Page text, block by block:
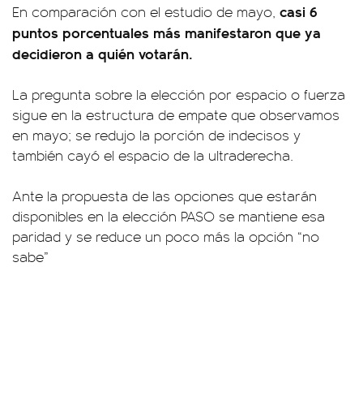
En comparación con el estudio de mayo, casi 6
puntos porcentuales más manifestaron que ya
decidieron a quién votarán.
La pregunta sobre la elección por espacio o fuerza
sigue en la estructura de empate que observamos
en mayo; se redujo la porción de indecisos y
también cayó el espacio de la ultraderecha.
Ante la propuesta de las opciones que estarán
disponibles en la elección PASO se mantiene esa
paridad y se reduce un poco más la opción “no
sabe”